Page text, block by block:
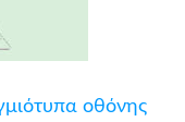
οθόνης